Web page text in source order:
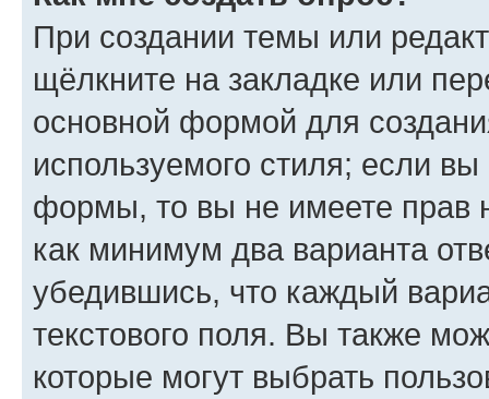
При создании темы или
щёлкните на закладке или
основной формой для
используемого стиля; если
формы, то вы не имеете прав
как минимум два варианта
убедившись, что каждый
текстового поля. Вы также
которые могут выбрать